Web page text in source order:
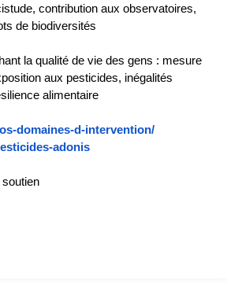
contribution aux observatoires,
de biodiversités
la qualité de vie des gens : mesure
aux pesticides, inégalités
alimentaire
domaines-d-intervention/
adonis